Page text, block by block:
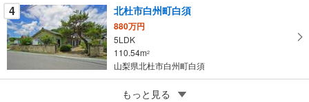
4 北杜市白州町白須
880万円
5LDK
110.54m2
山梨県北杜市白州町白須
南都留郡鳴沢村(直接地番)
もっと見る